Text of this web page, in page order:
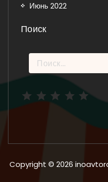
Июнь 2022
Поиск
Найти:
Copyright © 2026